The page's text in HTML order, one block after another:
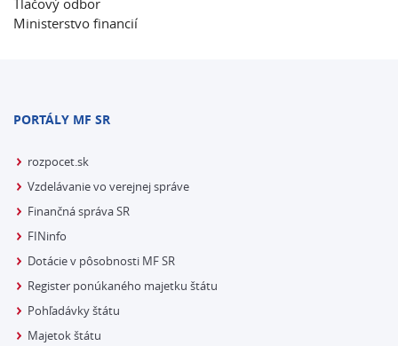
Tlačový odbor
Ministerstvo financií
PORTÁLY MF SR
rozpocet.sk
Vzdelávanie vo verejnej správe
Finančná správa SR
FINinfo
Dotácie v pôsobnosti MF SR
Register ponúkaného majetku štátu
Pohľadávky štátu
Majetok štátu